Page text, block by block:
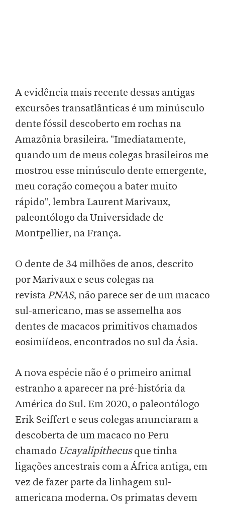
A evidência mais recente dessas antigas
excursões transatlânticas é um minúsculo
dente fóssil descoberto em rochas na
Amazônia brasileira. "Imediatamente,
quando um de meus colegas brasileiros me
mostrou esse minúsculo dente emergente,
meu coração começou a bater muito
rápido", lembra Laurent Marivaux,
paleontólogo da Universidade de
Montpellier, na França.
O dente de 34 milhões de anos, descrito
por Marivaux e seus colegas na
revistaPNAS, não parece ser de um macaco
sul-americano, mas se assemelha aos
dentes de macacos primitivos chamados
eosimiídeos, encontrados no sul da Ásia.
A nova espécie não é o primeiro animal
estranho a aparecer na pré-história da
América do Sul. Em 2020, o paleontólogo
Erik Seiffert e seus colegas anunciaram a
descoberta de um macaco no Peru
chamado Ucayalipithecusque tinha
ligações ancestrais com a África antiga, em
vez de fazer parte da linhagem sul-
americana moderna. Os primatas devem